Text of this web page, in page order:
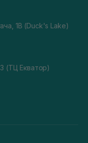
1В (Duck's Lake)
(ТЦ Екватор)